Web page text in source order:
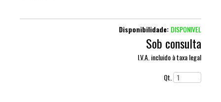
Disponibilidade: DISPONIVEL
Sob consulta
I.V.A. incluido à taxa legal
Qt.